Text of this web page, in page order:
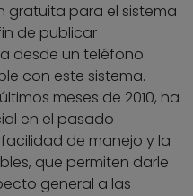
gratuita para el sistema
de publicar
desde un teléfono
con este sistema.
meses de 2010, ha
en el pasado
de manejo y la
que permiten darle
general a las